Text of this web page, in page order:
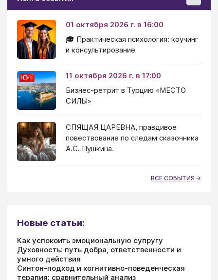
01 октября 2026 г. в 16:00
🎓 Практическая психология: коучинг
и консультирование
11 октября 2026 г. в 17:00
Бизнес-ретрит в Турцию «МЕСТО
СИЛЫ»
СПЯЩАЯ ЦАРЕВНА, правдивое
повествование по следам сказочника
А.С. Пушкина.
ВСЕ СОБЫТИЯ
Новые статьи:
Как успокоить эмоциональную супругу
Духовность: путь добра, ответственности и
умного действия
Синтон-подход и когнитивно-поведенческая
терапия: сравнительный анализ